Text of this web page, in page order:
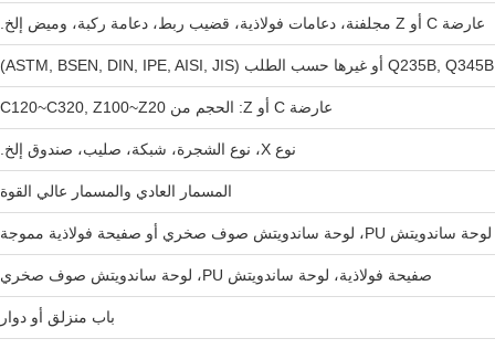
عارضة C أو Z مجلفنة، دعامات فولاذية، قضيب ربط، دعامة ركبة، وميض إلخ.
Q235B, Q345B أو غيرها حسب الطلب (ASTM, BSEN, DIN, IPE, AISI, JIS)
عارضة C أو Z: الحجم من C120~C320, Z100~Z20
نوع X، نوع الشجرة، شبكة، صليب، صندوق إلخ.
المسمار العادي والمسمار عالي القوة
لوحة ساندويتش PU، لوحة ساندويتش صوف صخري أو صفيحة فولاذية مموجة
صفيحة فولاذية، لوحة ساندويتش PU، لوحة ساندويتش صوف صخري
باب منزلق أو دوار